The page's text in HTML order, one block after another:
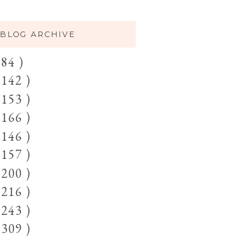
BLOG ARCHIVE
)
)
)
)
)
)
)
)
)
)